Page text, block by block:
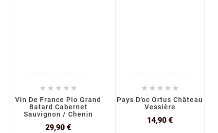
    
Vin De France Plo Grand
Batard Cabernet
Sauvignon / Chenin
29,90 €Prix
    
Pays D'oc Ortus Château
Vessière
14,90 €Prix